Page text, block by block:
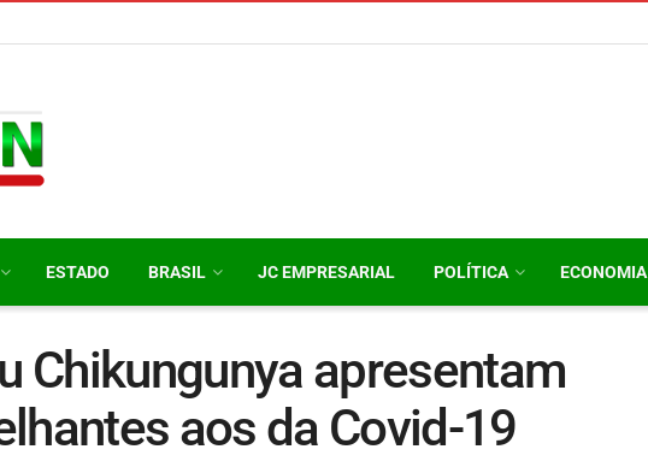
ESTADO BRASIL JC EMPRESARIAL POLÍTICA ECONOMIA
Chikungunya apresentam
aos da Covid-19